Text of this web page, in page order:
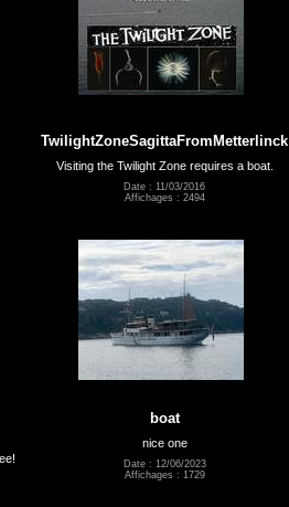
TwilightZoneSagittaFromMetterlinck
Visiting the Twilight Zone requires a boat.
Date : 11/03/2016
Affichages : 2494
boat
nice one
Date : 12/06/2023
Affichages : 1729